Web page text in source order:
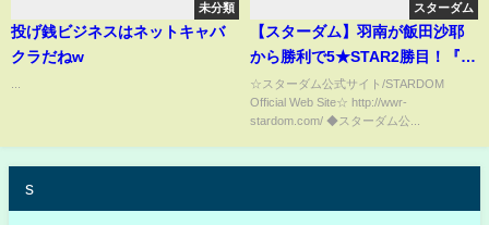
未分類
投げ銭ビジネスはネットキャバ
クラだねw
スターダム
【スターダム】羽南が飯田沙耶
から勝利で5★STAR2勝目！『昨
日も勝って、終わりよければす
べてよし！この言葉で締められ
ました。』！5★STAR GP-9.25
☆スターダム公式サイト/STARDOM
Official Web Site☆ http://wwr-
stardom.com/ ◆スターダム公...
s